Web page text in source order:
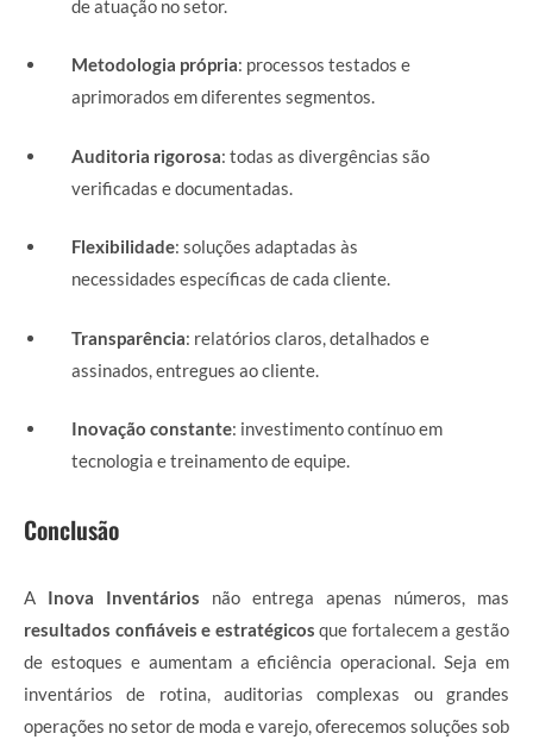
de atuação no setor.
Metodologia própria: processos testados e
aprimorados em diferentes segmentos.
Auditoria rigorosa: todas as divergências são
verificadas e documentadas.
Flexibilidade: soluções adaptadas às
necessidades específicas de cada cliente.
Transparência: relatórios claros, detalhados e
assinados, entregues ao cliente.
Inovação constante: investimento contínuo em
tecnologia e treinamento de equipe.
Conclusão
A Inova Inventários não entrega apenas números, mas
resultados confiáveis e estratégicos que fortalecem a gestão
de estoques e aumentam a eficiência operacional. Seja em
inventários de rotina, auditorias complexas ou grandes
operações no setor de moda e varejo, oferecemos soluções sob